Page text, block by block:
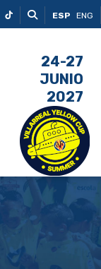
ESP ENG
24-27
JUNIO
2027